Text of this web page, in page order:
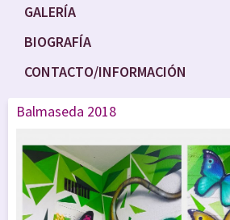
GALERÍA
BIOGRAFÍA
CONTACTO/INFORMACIÓN
Balmaseda 2018